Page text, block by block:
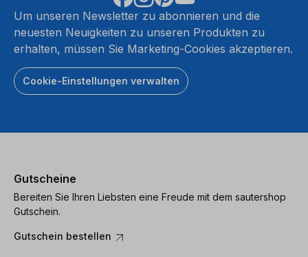
Um unseren Newsletter zu abonnieren und die
neuesten Neuigkeiten zu unseren Produkten zu
erhalten, müssen Sie Marketing-Cookies akzeptieren.
Cookie-Einstellungen verwalten
Gutscheine
Bereiten Sie Ihren Liebsten eine Freude mit dem sautershop
Gutschein.
Gutschein bestellen